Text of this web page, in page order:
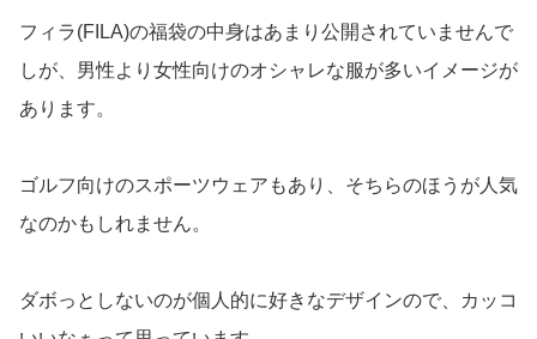
フィラ(FILA)の福袋の中身はあまり公開されていませんで
しが、男性より女性向けのオシャレな服が多いイメージが
あります。
ゴルフ向けのスポーツウェアもあり、そちらのほうが人気
なのかもしれません。
ダボっとしないのが個人的に好きなデザインので、カッコ